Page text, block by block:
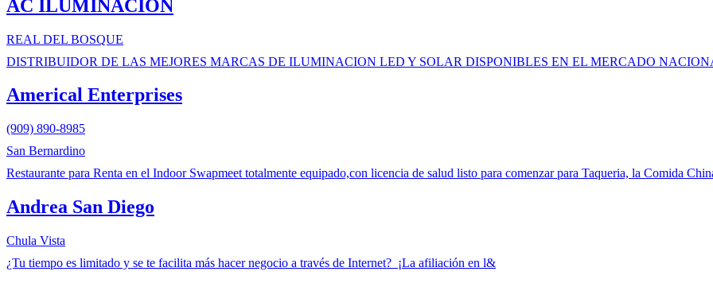
AC ILUMINACION
REAL DEL BOSQUE
DISTRIBUIDOR DE LAS MEJORES MARCAS DE ILUMINACION LED Y SOLAR DISPONIBLES EN EL MERCADO
Americal Enterprises
(909) 890-8985
San Bernardino
Restaurante para Renta en el Indoor Swapmeet totalmente equipado,con licencia de salud listo para comenzar para Taqueria, la Comida
Andrea San Diego
Chula Vista
¿Tu tiempo es limitado y se te facilita más hacer negocio a través de Internet? ¡La afiliación en l&